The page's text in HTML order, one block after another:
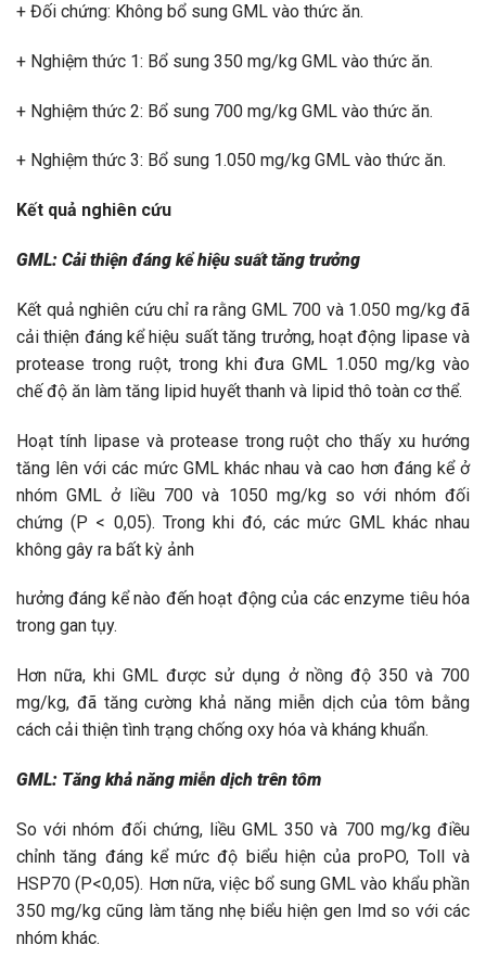
+ Đối chứng: Không bổ sung GML vào thức ăn.
+ Nghiệm thức 1: Bổ sung 350 mg/kg GML vào thức ăn.
+ Nghiệm thức 2: Bổ sung 700 mg/kg GML vào thức ăn.
+ Nghiệm thức 3: Bổ sung 1.050 mg/kg GML vào thức ăn.
Kết quả nghiên cứu
GML: Cải thiện đáng kể hiệu suất tăng trưởng
Kết quả nghiên cứu chỉ ra rằng GML 700 và 1.050 mg/kg đã
cải thiện đáng kể hiệu suất tăng trưởng, hoạt động lipase và
protease trong ruột, trong khi đưa GML 1.050 mg/kg vào
chế độ ăn làm tăng lipid huyết thanh và lipid thô toàn cơ thể.
Hoạt tính lipase và protease trong ruột cho thấy xu hướng
tăng lên với các mức GML khác nhau và cao hơn đáng kể ở
nhóm GML ở liều 700 và 1050 mg/kg so với nhóm đối
chứng (P < 0,05). Trong khi đó, các mức GML khác nhau
không gây ra bất kỳ ảnh
hưởng đáng kể nào đến hoạt động của các enzyme tiêu hóa
trong gan tụy.
Hơn nữa, khi GML được sử dụng ở nồng độ 350 và 700
mg/kg, đã tăng cường khả năng miễn dịch của tôm bằng
cách cải thiện tình trạng chống oxy hóa và kháng khuẩn.
GML: Tăng khả năng miễn dịch trên tôm
So với nhóm đối chứng, liều GML 350 và 700 mg/kg điều
chỉnh tăng đáng kể mức độ biểu hiện của proPO, Toll và
HSP70 (P<0,05). Hơn nữa, việc bổ sung GML vào khẩu phần
350 mg/kg cũng làm tăng nhẹ biểu hiện gen Imd so với các
nhóm khác.